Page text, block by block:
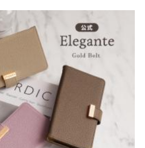
29P (1.0%)
OPP
5G ケー
A ケー
A ケー
reno 11a 9
ス ショル
（税込）
公式 Elegante OPP
O Reno14 5G ケー
ス Reno13 A ケー
ス Reno11 A ケー
ス oppo reno 11a 9
a 7 ケース ショル
ダー キルティン
2,952円
29P (1.0%)